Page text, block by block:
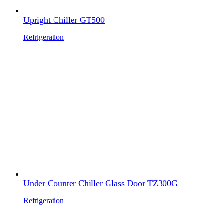
Upright Chiller GT500
Refrigeration
Under Counter Chiller Glass Door TZ300G
Refrigeration